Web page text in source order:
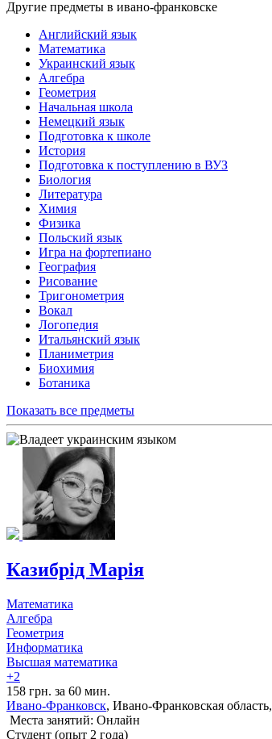
Другие предметы в ивано-франковске
Английский язык
Математика
Украинский язык
Алгебра
Геометрия
Начальная школа
Немецкий язык
Подготовка к школе
История
Подготовка к поступлению в ВУЗ
Биология
Литература
Химия
Физика
Польский язык
Игра на фортепиано
География
Рисование
Тригонометрия
Вокал
Логопедия
Итальянский язык
Планиметрия
Биохимия
Ботаника
Показать все предметы
Казибрід Марія
Математика
Алгебра
Геометрия
Информатика
Высшая математика
+2
158 грн. за 60 мин.
Ивано-Франковск, Ивано-Франковская область,
Места занятий: Онлайн
Cтудент (опыт 2 года)